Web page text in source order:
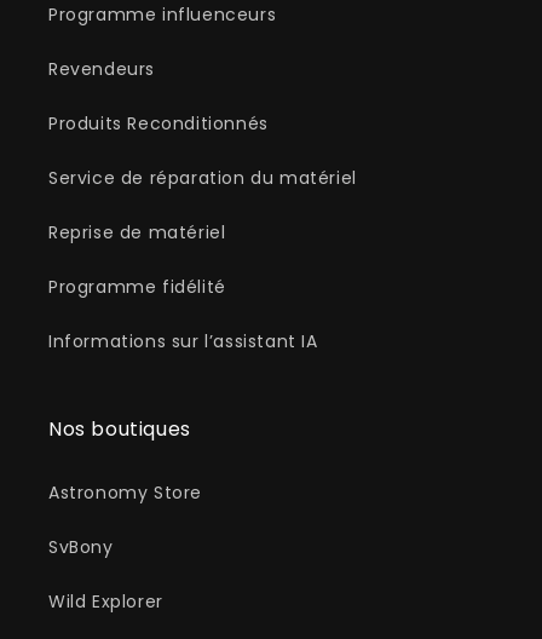
Programme influenceurs
Revendeurs
Produits Reconditionnés
Service de réparation du matériel
Reprise de matériel
Programme fidélité
Informations sur l’assistant IA
Nos boutiques
Astronomy Store
SvBony
Wild Explorer